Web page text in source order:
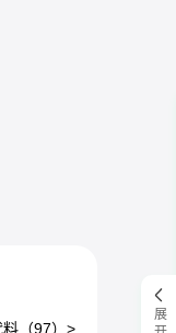
料（97）>